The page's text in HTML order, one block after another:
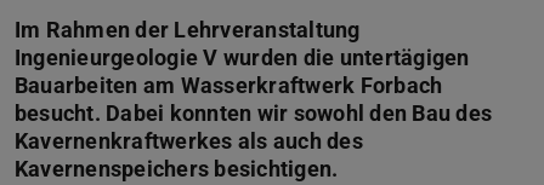
Im Rahmen der Lehrveranstaltung
Ingenieurgeologie V wurden die untertägigen
Bauarbeiten am Wasserkraftwerk Forbach
besucht. Dabei konnten wir sowohl den Bau des
Kavernenkraftwerkes als auch des
Kavernenspeichers besichtigen.